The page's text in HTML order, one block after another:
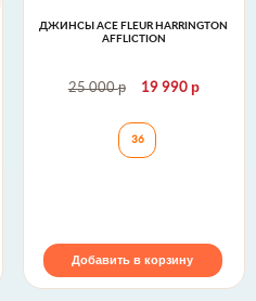
STRAIGHT Rock Revival
ДЖИНСЫ ACE FLEUR HARRINGTON
AFFLICTION
25 000р 19 990 р
Джинсы Ace
36
Добавить в корзину